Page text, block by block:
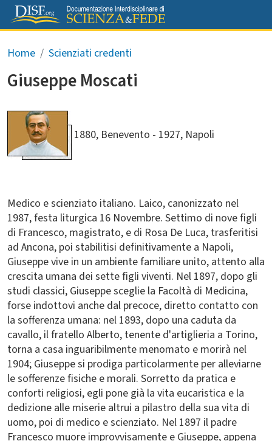
Salta al contenuto principale
Briciole di pane
Home Scienziati credenti
Giuseppe Moscati
1880, Benevento 1927, Napoli
Medico e scienziato italiano. Laico, canonizzato nel
1987, festa liturgica 16 Novembre. Settimo di nove figli
di Francesco, magistrato, e di Rosa De Luca, trasferitisi
ad Ancona, poi stabilitisi definitivamente a Napoli,
Giuseppe vive in un ambiente familiare unito, attento alla
crescita umana dei sette figli viventi. Nel 1897, dopo gli
studi classici, Giuseppe sceglie la Facoltà di Medicina,
forse indottovi anche dal precoce, diretto contatto con
la sofferenza umana: nel 1893, dopo una caduta da
cavallo, il fratello Alberto, tenente d'artiglieria a Torino,
torna a casa inguaribilmente menomato e morirà nel
1904; Giuseppe si prodiga particolarmente per alleviarne
le sofferenze fisiche e morali. Sorretto da pratica e
conforti religiosi, egli pone già la vita eucaristica e la
dedizione alle miserie altrui a pilastro della sua vita di
uomo, poi di medico e scienziato. Nel 1897 il padre
Francesco muore improvvisamente e Giuseppe, appena